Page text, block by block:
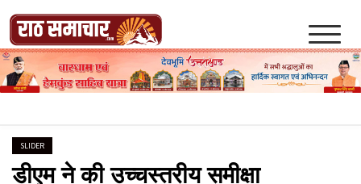
content
Raath Samachar
SLIDER
डीएम ने की उच्चस्तरीय समीक्षा